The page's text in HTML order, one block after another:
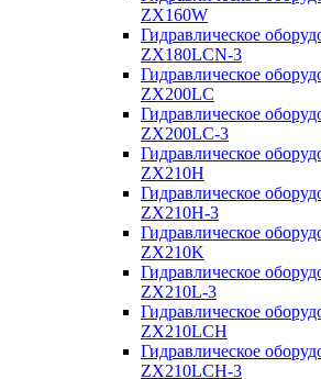
ZX160W
Гидравлическое
ZX180LCN-3
Гидравлическое
ZX200LC
Гидравлическое
ZX200LC-3
Гидравлическое
ZX210H
Гидравлическое
ZX210H-3
Гидравлическое
ZX210K
Гидравлическое
ZX210L-3
Гидравлическое
ZX210LCH
Гидравлическое
ZX210LCH-3